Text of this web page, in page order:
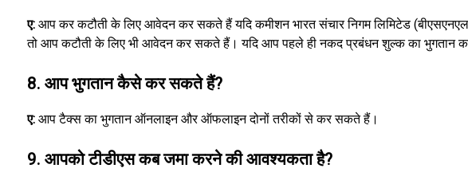
ए:आप कर कटौती के लिए आवेदन कर सकते हैं यदि कमीशन भारत संचार निगम लिमिटेड (बीएसएनएल)
तो आप कटौती के लिए भी आवेदन कर सकते हैं। यदि आप पहले ही नकद प्रबंधन शुल्क का
8. आप भुगतान कैसे कर सकते हैं?
ए:आप टैक्स का भुगतान ऑनलाइन और ऑफलाइन दोनों तरीकों से कर सकते हैं।
9. आपको टीडीएस कब जमा करने की आवश्यकता है?